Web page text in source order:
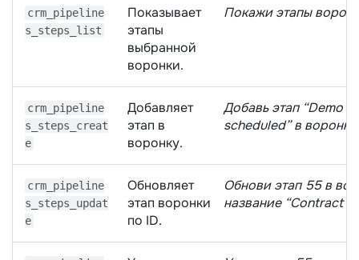
crm_pipeline
s_steps_list
Показывает
этапы
выбранной
воронки.
Покажи этапы
crm_pipeline
s_steps_creat
e
Добавляет
этап в
воронку.
Добавь этап “Demo
scheduled” в воронку
crm_pipeline
s_steps_updat
e
Обновляет
этап воронки
по ID.
Обнови этап 55 в
название “Contract